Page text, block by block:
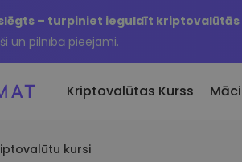
– turpiniet ieguldīt kriptovalūtās
un pilnībā pieejami.
Kriptovalūtas Kurss
kursi